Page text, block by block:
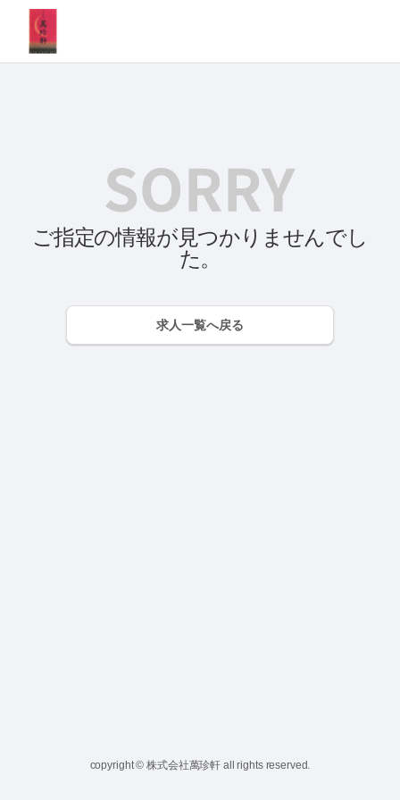
ご指定の情報が見つかりませんでし
た。
求人一覧へ戻る
copyright © 株式会社萬珍軒 all rights reserved.